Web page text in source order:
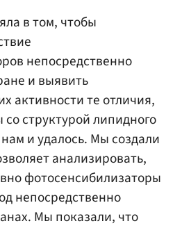
в том, чтобы
непосредственно
и выявить
активности те отличия,
структурой липидного
и удалось. Мы создали
анализировать,
фотосенсибилизаторы
непосредственно
Мы показали, что